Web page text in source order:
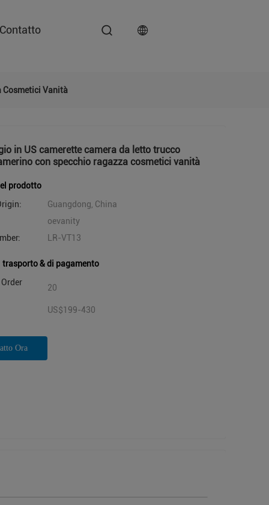
Contatto
Cosmetici Vanità
in US camerette camera da letto trucco
con specchio ragazza cosmetici vanità
prodotto
Guangdong, China
oevanity
LR-VT13
trasporto & di pagamento
20
US$199-430
Ora